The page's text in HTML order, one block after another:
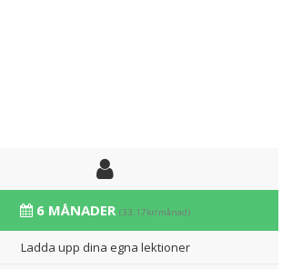
6 MÅNADER (33,17kr/månad)
Ladda upp dina egna lektioner